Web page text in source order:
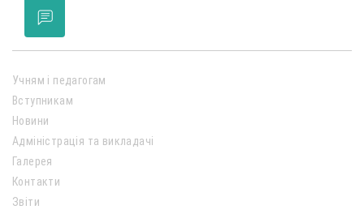
Учням і педагогам
Вступникам
Новини
Адміністрація та викладачі
Галерея
Контакти
Звіти